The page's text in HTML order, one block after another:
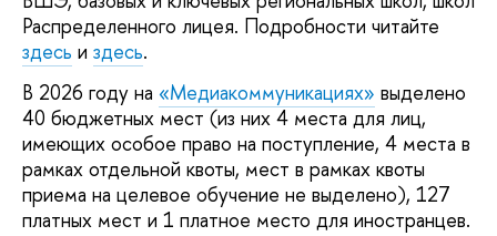
Распределенного лицея. Подробности читайте
здесь и здесь.
В 2026 году на «Медиакоммуникациях» выделено
40 бюджетных мест (из них 4 места для лиц,
имеющих особое право на поступление, 4 места в
рамках отдельной квоты, мест в рамках квоты
приема на целевое обучение не выделено), 127
платных мест и 1 платное место для иностранцев.